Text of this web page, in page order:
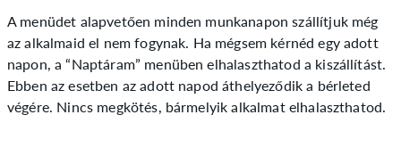
A menüdet alapvetően minden munkanapon szállítjuk még
az alkalmaid el nem fogynak. Ha mégsem kérnéd egy adott
napon, a “Naptáram” menüben elhalaszthatod a kiszállítást.
Ebben az esetben az adott napod áthelyeződik a bérleted
végére. Nincs megkötés, bármelyik alkalmat elhalaszthatod.